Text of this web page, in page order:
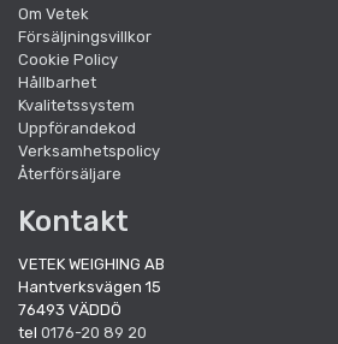
Om Vetek
Försäljningsvillkor
Cookie Policy
Hållbarhet
Kvalitetssystem
Uppförandekod
Verksamhetspolicy
Återförsäljare
Kontakt
VETEK WEIGHING AB
Hantverksvägen 15
76493 VÄDDÖ
tel 0176-20 89 20